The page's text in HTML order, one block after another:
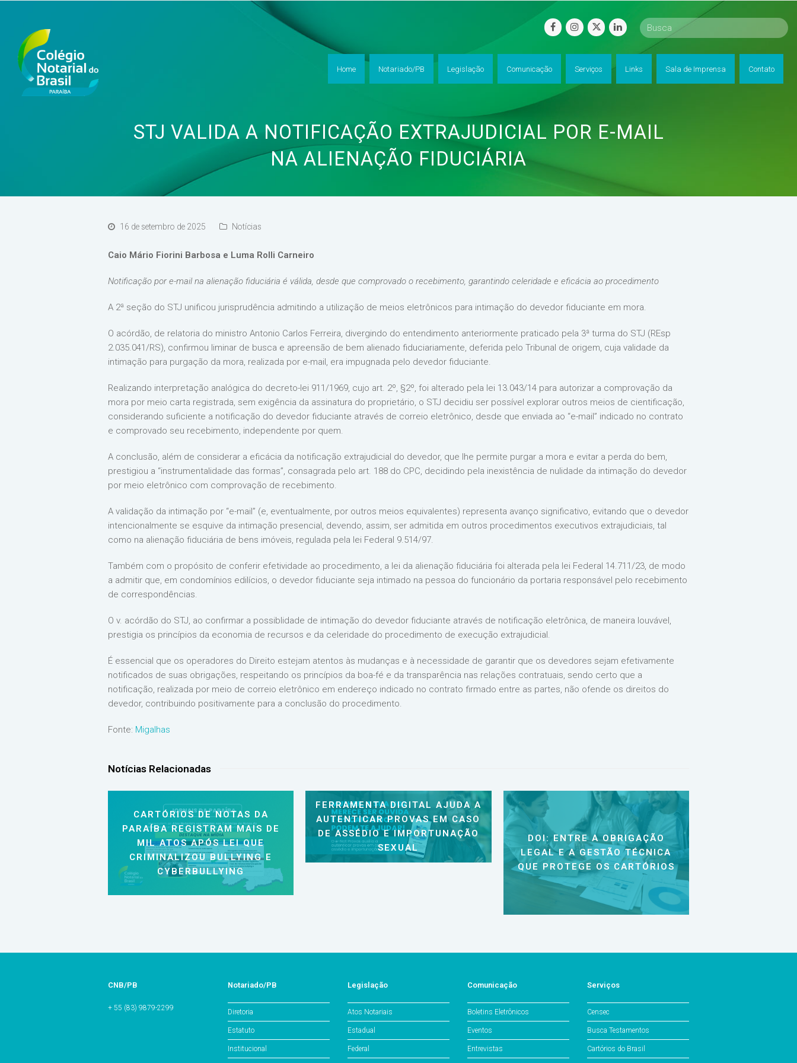
facebookinstagram
twitterlinkedin
Home Notariado/PB Legislação Comunicação Serviços Links Sala de Imprensa Contato
STJ VALIDA A NOTIFICAÇÃO EXTRAJUDICIAL POR E-MAIL
NA ALIENAÇÃO FIDUCIÁRIA
16 de setembro de 2025 Notícias
Caio Mário Fiorini Barbosa e Luma Rolli Carneiro
Notificação por e-mail na alienação fiduciária é válida, desde que comprovado o recebimento, garantindo celeridade e eficácia ao procedimento
A 2ª seção do STJ unificou jurisprudência admitindo a utilização de meios eletrônicos para intimação do devedor fiduciante em mora.
O acórdão, de relatoria do ministro Antonio Carlos Ferreira, divergindo do entendimento anteriormente praticado pela 3ª turma do STJ (REsp
2.035.041/RS), confirmou liminar de busca e apreensão de bem alienado fiduciariamente, deferida pelo Tribunal de origem, cuja validade da
intimação para purgação da mora, realizada por e-mail, era impugnada pelo devedor fiduciante.
Realizando interpretação analógica do decreto-lei 911/1969, cujo art. 2º, §2º, foi alterado pela lei 13.043/14 para autorizar a comprovação da
mora por meio carta registrada, sem exigência da assinatura do proprietário, o STJ decidiu ser possível explorar outros meios de cientificação,
considerando suficiente a notificação do devedor fiduciante através de correio eletrônico, desde que enviada ao “e-mail” indicado no contrato
e comprovado seu recebimento, independente por quem.
A conclusão, além de considerar a eficácia da notificação extrajudicial do devedor, que lhe permite purgar a mora e evitar a perda do bem,
prestigiou a “instrumentalidade das formas”, consagrada pelo art. 188 do CPC, decidindo pela inexistência de nulidade da intimação do devedor
por meio eletrônico com comprovação de recebimento.
A validação da intimação por “e-mail” (e, eventualmente, por outros meios equivalentes) representa avanço significativo, evitando que o devedor
intencionalmente se esquive da intimação presencial, devendo, assim, ser admitida em outros procedimentos executivos extrajudiciais, tal
como na alienação fiduciária de bens imóveis, regulada pela lei Federal 9.514/97.
Também com o propósito de conferir efetividade ao procedimento, a lei da alienação fiduciária foi alterada pela lei Federal 14.711/23, de modo
a admitir que, em condomínios edilícios, o devedor fiduciante seja intimado na pessoa do funcionário da portaria responsável pelo recebimento
de correspondências.
O v. acórdão do STJ, ao confirmar a possiblidade de intimação do devedor fiduciante através de notificação eletrônica, de maneira louvável,
prestigia os princípios da economia de recursos e da celeridade do procedimento de execução extrajudicial.
É essencial que os operadores do Direito estejam atentos às mudanças e à necessidade de garantir que os devedores sejam efetivamente
notificados de suas obrigações, respeitando os princípios da boa-fé e da transparência nas relações contratuais, sendo certo que a
notificação, realizada por meio de correio eletrônico em endereço indicado no contrato firmado entre as partes, não ofende os direitos do
devedor, contribuindo positivamente para a conclusão do procedimento.
Fonte: Migalhas
Notícias Relacionadas
CARTÓRIOS DE NOTAS DA
PARAÍBA REGISTRAM MAIS DE
MIL ATOS APÓS LEI QUE
CRIMINALIZOU BULLYING E
CYBERBULLYING
FERRAMENTA DIGITAL AJUDA A
AUTENTICAR PROVAS EM CASO
DE ASSÉDIO E IMPORTUNAÇÃO
SEXUAL
DOI: ENTRE A OBRIGAÇÃO
LEGAL E A GESTÃO TÉCNICA
QUE PROTEGE OS CARTÓRIOS
CNB/PB
+ 55 (83) 9879-2299
Notariado/PB
Diretoria
Estatuto
Institucional
Legislação
Atos Notariais
Estadual
Federal
Comunicação
Boletins Eletrônicos
Eventos
Entrevistas
Serviços
Censec
Busca Testamentos
Cartórios do Brasil